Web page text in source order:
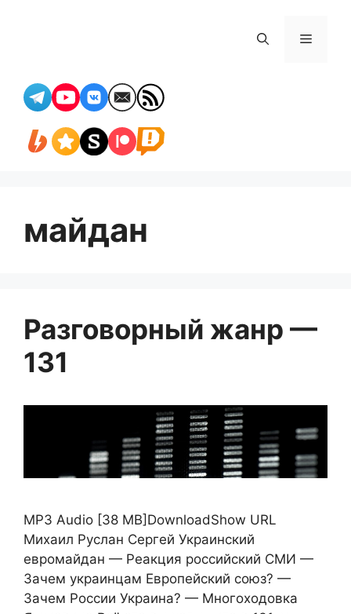
Меню
майдан
Разговорный жанр —
131
MP3 Audio [38 MB]DownloadShow URL
Михаил Руслан Сергей Украинский
евромайдан — Реакция российский СМИ —
Зачем украинцам Европейский союз? —
Зачем России Украина? — Многоходовка